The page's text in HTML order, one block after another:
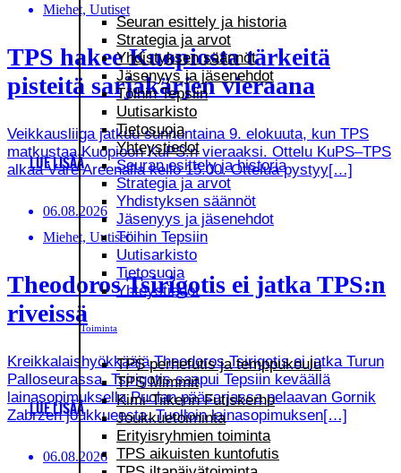
Seuran esittely ja historia
Strategia ja arvot
Yhdistyksen säännöt
Jäsenyys ja jäsenehdot
Töihin Tepsiin
Uutisarkisto
Tietosuoja
Yhteystiedot
Seuran esittely ja historia
Strategia ja arvot
Yhdistyksen säännöt
Jäsenyys ja jäsenehdot
Töihin Tepsiin
Uutisarkisto
Tietosuoja
Yhteystiedot
Toiminta
TPS perhefutis ja temppukoulu
TPS Mimmit
Kimi-Tiikerin Futiskerho
Joukkuetoiminta
Erityisryhmien toiminta
TPS aikuisten kuntofutis
Miehet, Uutiset
TPS hakee Kuopiosta tärkeitä
pisteitä sarjakärjen vieraana
Veikkausliiga jatkuu sunnuntaina 9. elokuuta, kun TPS
matkustaa Kuopioon KuPS:n vieraaksi. Ottelu KuPS–TPS
alkaa Väre Areenalla kello 15.00. Ottelua pystyy[…]
LUE LISÄÄ
06.08.2026
Miehet, Uutiset
Theodoros Tsirigotis ei jatka TPS:n
riveissä
Kreikkalaishyökkääjä Theodoros Tsirigotis ei jatka Turun
Palloseurassa. Tsirigotis saapui Tepsiin keväällä
lainasopimuksella Puolan pääsarjassa pelaavan Gornik
Zabrzen joukkueesta. Tuolloin lainasopimuksen[…]
LUE LISÄÄ
06.08.2026